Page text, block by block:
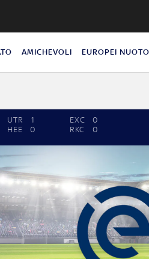
AMICHEVOLI EUROPEI NUOTO
UTR
1
HEE
0
EXC
0
RKC
0